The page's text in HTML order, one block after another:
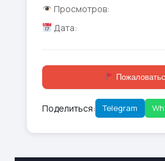
Просмотров:
Дата:
Поделиться: Telegram